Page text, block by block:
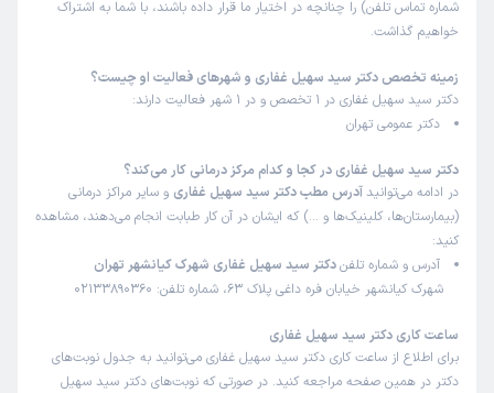
شماره تماس تلفن) را چنانچه در اختیار ما قرار داده باشند، با شما به اشتراک
خواهیم گذاشت.
زمینه تخصص دکتر سید سهیل غفاری و شهرهای فعالیت او چیست؟
دکتر سید سهیل غفاری در 1 تخصص و در 1 شهر فعالیت دارند:
دکتر عمومی تهران
دکتر سید سهیل غفاری در کجا و کدام مرکز درمانی کار می‌کند؟
در ادامه می‌توانید آدرس مطب دکتر سید سهیل غفاری و سایر مراکز درمانی
(بیمارستان‌ها، کلینیک‌ها و …) که ایشان در آن کار طبابت انجام می‌دهند، مشاهده
کنید:
آدرس و شماره تلفندکتر سید سهیل غفاری شهرک کیانشهر تهران
شهرک کیانشهر خیابان فره داغی پلاک 63، شماره تلفن: 02133890360
ساعت کاری دکتر سید سهیل غفاری
برای اطلاع از ساعت کاری دکتر سید سهیل غفاری می‌توانید به جدول نوبت‌های
دکتر در همین صفحه مراجعه کنید. در صورتی که نوبت‌های دکتر سید سهیل